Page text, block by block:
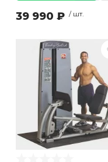
39 990 ₽ / шт.